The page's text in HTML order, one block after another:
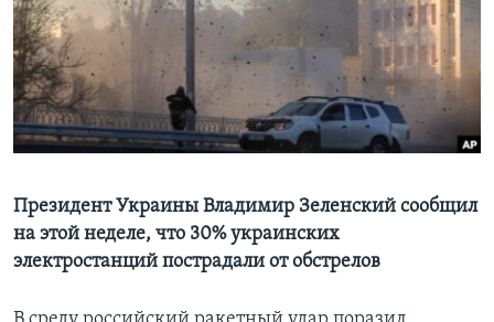
Learning English
СОЦИАЛЬНЫЕ СЕТИ
Языки
Президент Украины Владимир Зеленский сообщил
на этой неделе, что 30% украинских
электростанций пострадали от обстрелов